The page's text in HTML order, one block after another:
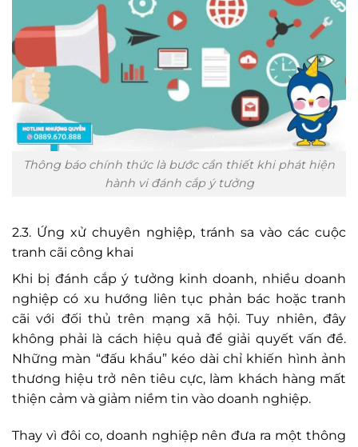
Thông báo chính thức là bước cần thiết khi phát hiện
hành vi đánh cắp ý tưởng
2.3. Ứng xử chuyên nghiệp, tránh sa vào các cuộc
tranh cãi công khai
Khi bị đánh cắp ý tưởng kinh doanh, nhiều doanh
nghiệp có xu hướng liên tục phản bác hoặc tranh
cãi với đối thủ trên mạng xã hội. Tuy nhiên, đây
không phải là cách hiệu quả để giải quyết vấn đề.
Những màn “đấu khẩu” kéo dài chỉ khiến hình ảnh
thương hiệu trở nên tiêu cực, làm khách hàng mất
thiện cảm và giảm niềm tin vào doanh nghiệp.
Thay vì đôi co, doanh nghiệp nên đưa ra một thông